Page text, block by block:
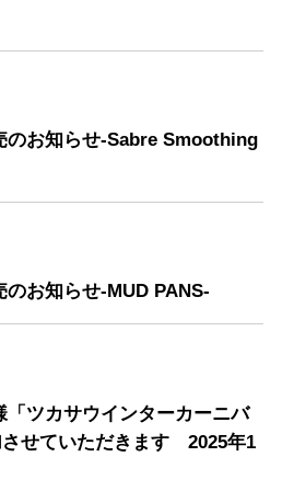
のお知らせ-Sabre Smoothing
のお知らせ-MUD PANS-
「ツカサウインターカーニバ
せていただきます 2025年1